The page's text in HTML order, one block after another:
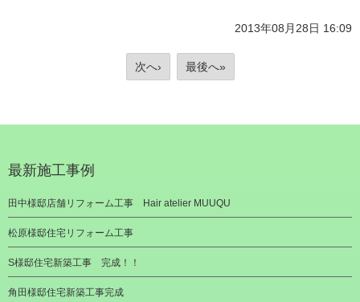
2013年08月28日 16:09
次へ› 最後へ»
最新施工事例
田中様邸店舗リフォーム工事 Hair atelier MUUQU
松原様邸住宅リフォーム工事
S様邸住宅新築工事 完成！！
角田様邸住宅新築工事完成